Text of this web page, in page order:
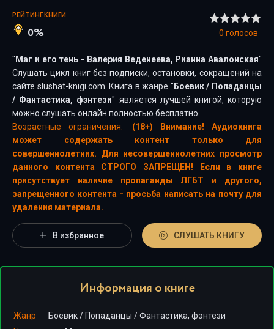
РЕЙТИНГ КНИГИ
0% 0 голосов
" Маг и его тень - Валерия Веденеева, Рианна Авалонская"
Слушать цикл книг без подписки, остановки, сокращений на
сайте slushat-knigi.com. Книга в жанре " Боевик/ Попаданцы
/ Фантастика, фэнтези" является лучшей книгой, которую
можно слушать онлайн полностью бесплатно.
Возрастные ограничения:
(18+) Внимание! Аудиокнига
может содержать контент только для
совершеннолетних. Для несовершеннолетних просмотр
данного контента СТРОГО ЗАПРЕЩЕН! Если в книге
присутствует наличие пропаганды ЛГБТ и другого,
запрещенного контента - просьба написать на почту для
удаления материала.
В избранное СЛУШАТЬ КНИГУ
Информация о книге
Жанр Боевик/ Попаданцы /Фантастика, фэнтези